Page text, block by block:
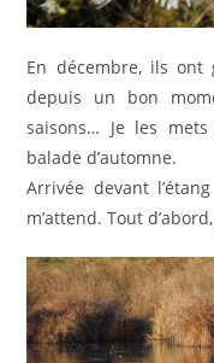
En décembre, ils
depuis un bon
saisons… Je les
balade d’automne.
Arrivée devant
m’attend. Tout